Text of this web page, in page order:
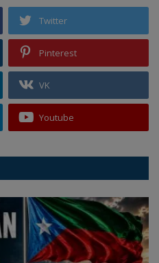
Twitter
Pinterest
VK
Youtube